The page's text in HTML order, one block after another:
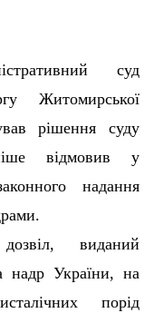
суд
Житомирської
рішення суду
відмовив у
надання
виданий
надр України, на
порід